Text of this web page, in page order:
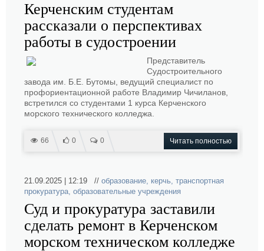
Керченским студентам
рассказали о перспективах
работы в судостроении
Представитель
Судостроительного
завода им. Б.Е. Бутомы, ведущий специалист по
профориентационной работе Владимир Чичиланов,
встретился со студентами 1 курса Керченского
морского технического колледжа.
66 0 0 Читать полностью
21.09.2025 | 12:19 // образование, керчь, транспортная
прокуратура, образовательные учреждения
Суд и прокуратура заставили
сделать ремонт в Керченском
морском техническом колледже